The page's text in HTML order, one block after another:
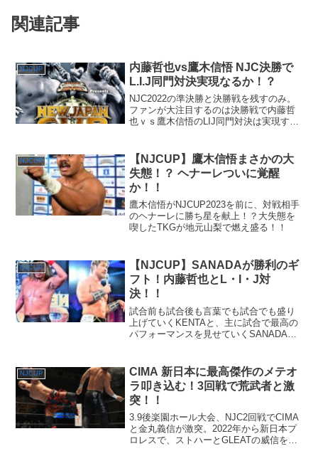
関連記事
NJCUP
内藤哲也vs鷹木信悟 NJC決勝で
L.I.J同門対決実現なるか！？
NJC2022の準決勝と決勝戦を残すのみ。
ファンが大注目するのは決勝戦で内藤哲
也ｖｓ鷹木信悟のLIJ同門対決は実現する
NJCUP
【NJCUP】鷹木信悟まさかの大
失態！？ ヘナーレついに覚醒
か！！
鷹木信悟がNJCUP2023を前に、対戦相手
のヘナーレに勝ち星を献上！？大失態を
喫したTKGが地元山梨で燃え盛る！！
NJCUP
【NJCUP】SANADAが勝利のギ
フト！内藤哲也とL・I・J対
決！！
試合前も試合後も言葉でも試合でも盛り
上げていくKENTAと、主に試合で最高の
パフォーマンスを見せていくSANADAが
NJCUP
CIMA 新日本に最高傑作のメテオ
ラ叩き込む！3回戦で荒武者と激
突！！
3.9後楽園ホール大会、NJC2回戦でCIMA
と金丸義信が激突。2022年から新日本プ
ロレスで、ストハーとGLEATの威信を背